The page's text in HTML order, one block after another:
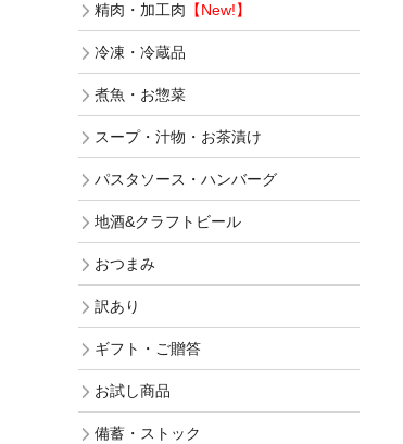
精肉・加工肉 【New!】
冷凍・冷蔵品
煮魚・お惣菜
スープ・汁物・お茶漬け
パスタソース・ハンバーグ
地酒&クラフトビール
おつまみ
訳あり
ギフト・ご贈答
お試し商品
備蓄・ストック